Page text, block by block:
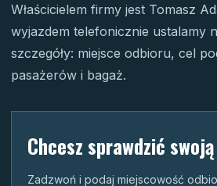
Właścicielem firmy jest Tomasz
wyjazdem telefonicznie ustalamy
szczegóły: miejsce odbioru, cel
pasażerów i bagaż.
Chcesz sprawdzić
Zadzwoń i podaj miejscowość